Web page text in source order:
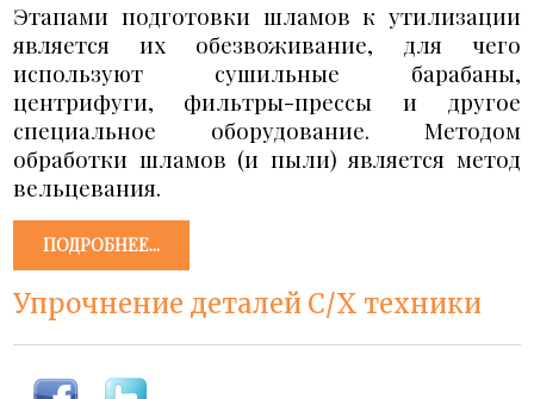
Этапами подготовки шламов к утилизации
является их обезвоживание, для чего
используют сушильные барабаны,
центрифуги, фильтры-прессы и другое
специальное оборудование. Методом
обработки шламов (и пыли) является метод
вельцевания.
ПОДРОБНЕЕ...
Упрочнение деталей С/Х техники